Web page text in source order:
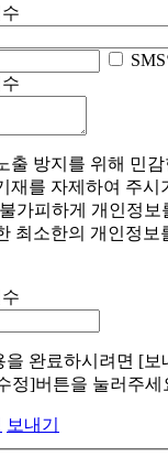
출 방지를 위해 민감
재를 자제하여 주시
가피하게 개인정보
최소한의 개인정보
을 완료하시려면 [보
정]버튼을 눌러주세
보내기